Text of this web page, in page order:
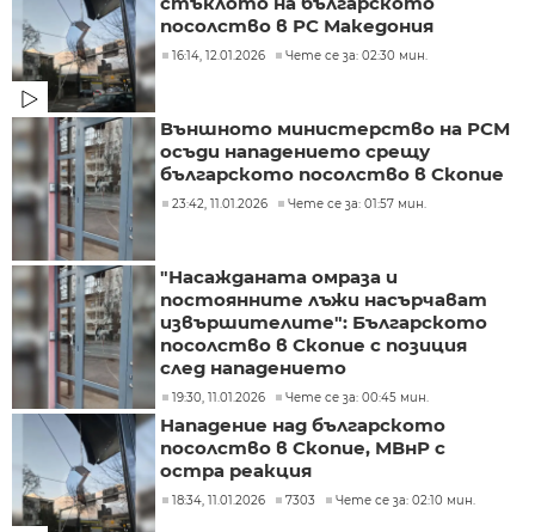
посолство в РС Македония
16:14, 12.01.2026 Чете се за: 02:30 мин.
Външното министерство на РСМ
осъди нападението срещу
българското посолство в Скопие
23:42, 11.01.2026 Чете се за: 01:57 мин.
"Насажданата омраза и
постоянните лъжи насърчават
извършителите": Българското
посолство в Скопие с позиция
след нападението
19:30, 11.01.2026 Чете се за: 00:45 мин.
Нападение над българското
посолство в Скопие, МВнР с
остра реакция
18:34, 11.01.2026 7303 Чете се за: 02:10 мин.